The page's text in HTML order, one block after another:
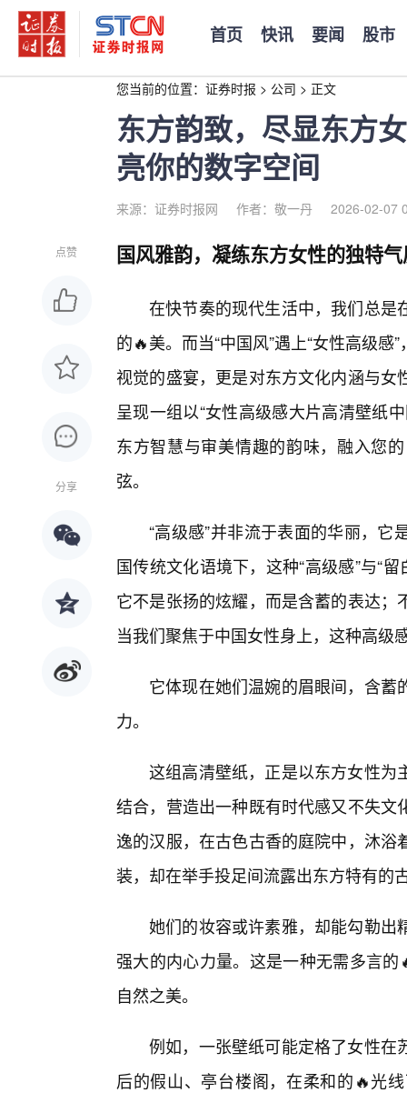
首页 快讯 要闻 股市
您当前的位置： 证券时报 > 公司 > 正文
东方韵致，尽显东方
亮你的数字空间
来源：证券时报网 作者：敬一丹 2026-02-07
点赞
分享
国风雅韵，凝练东方女性的独特
在快节奏的现代生活中，我们总是
的🔥美。而当“中国风”遇上“女性高级
视觉的盛宴，更是对东方文化内涵与
呈现一组以“女性高级感大片高清壁纸
东方智慧与审美情趣的韵味，融入您
弦。
“高级感”并非流于表面的华丽，
国传统文化语境下，这种“高级感”与“
它不是张扬的炫耀，而是含蓄的表达
当我们聚焦于中国女性身上，这种高级
它体现在她们温婉的眉眼间，含
力。
这组高清壁纸，正是以东方女性为
结合，营造出一种既有时代感又不失
逸的汉服，在古色古香的庭院中，沐
装，却在举手投足间流露出东方特有的
她们的妆容或许素雅，却能勾勒出
强大的内心力量。这是一种无需多言
自然之美。
例如，一张壁纸可能定格了女性在
后的假山、亭台楼阁，在柔和的🔥光